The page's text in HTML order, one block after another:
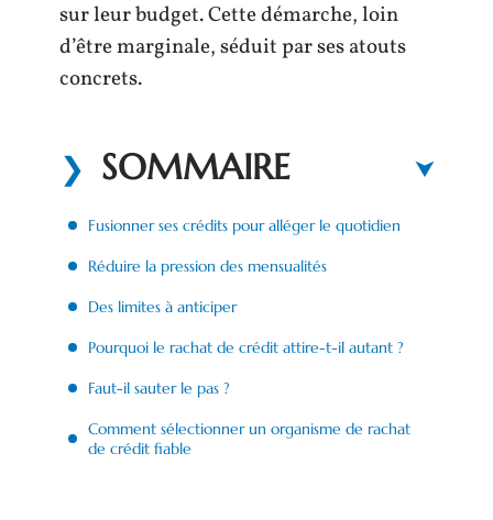
sur leur budget. Cette démarche, loin
d’être marginale, séduit par ses atouts
concrets.
SOMMAIRE
Fusionner ses crédits pour alléger le quotidien
Réduire la pression des mensualités
Des limites à anticiper
Pourquoi le rachat de crédit attire-t-il autant ?
Faut-il sauter le pas ?
Comment sélectionner un organisme de rachat
de crédit fiable